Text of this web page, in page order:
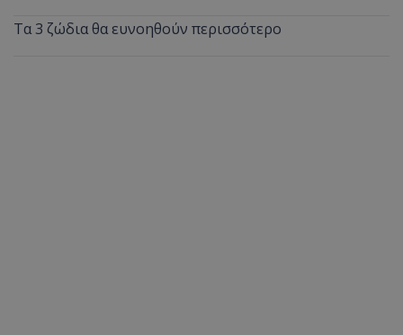
Τα 3 ζώδια θα ευνοηθούν περισσότερο